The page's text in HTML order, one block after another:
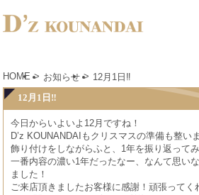
HOME > お知らせ > 12月1日‼︎
12月1日‼︎
今日からいよいよ12月ですね！
D’z KOUNANDAIもクリスマスの準備も整い
飾り付けをしながらふと、1年を振り返って
一番内容の濃い1年だったなー、なんて思い
ました！
ご来店頂きましたお客様に感謝！頑張ってく